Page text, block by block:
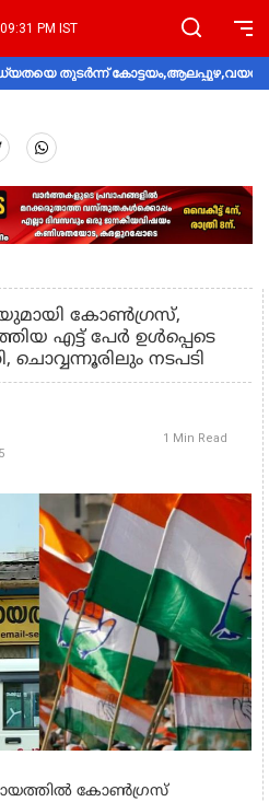
PM IST
തുടർന്ന്
കോണ്‍ഗ്രസ്,
എട്ട് പേര്‍ ഉള്‍പ്പെടെ
നടപടി
1 Min Read
കോൺഗ്രസ്